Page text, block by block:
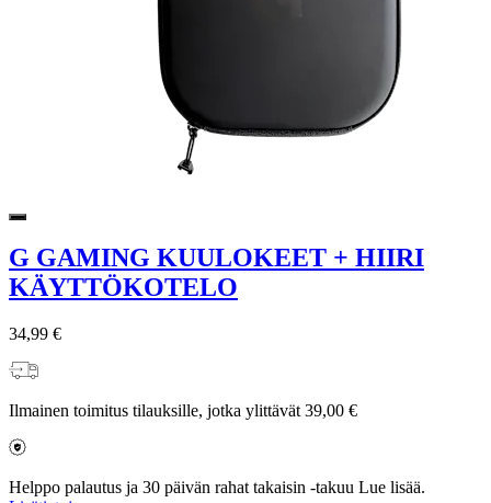
G GAMING KUULOKEET + HIIRI
KÄYTTÖKOTELO
34,99 €
Ilmainen toimitus tilauksille, jotka ylittävät 39,00 €
Helppo palautus ja 30 päivän rahat takaisin -takuu Lue lisää.